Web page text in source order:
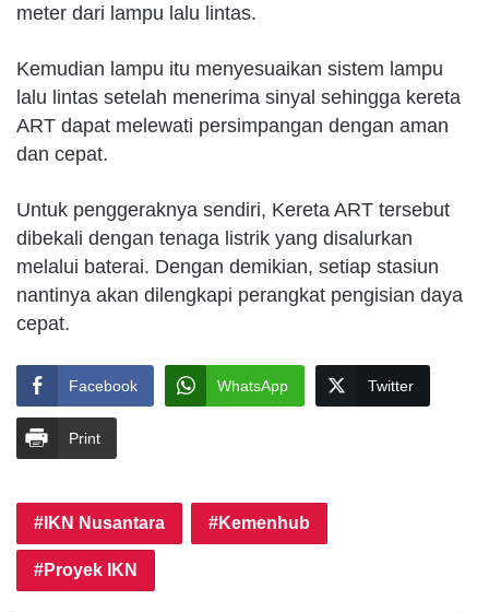
meter dari lampu lalu lintas.
Kemudian lampu itu menyesuaikan sistem lampu
lalu lintas setelah menerima sinyal sehingga kereta
ART dapat melewati persimpangan dengan aman
dan cepat.
Untuk penggeraknya sendiri, Kereta ART tersebut
dibekali dengan tenaga listrik yang disalurkan
melalui baterai. Dengan demikian, setiap stasiun
nantinya akan dilengkapi perangkat pengisian daya
cepat.
Facebook WhatsApp Twitter
Print
IKN Nusantara Kemenhub
Proyek IKN